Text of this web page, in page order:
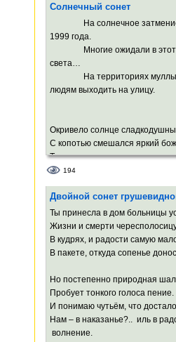
Лишаю змей изящества и
Порок описывая, как историк
Зверею внешне, но внутри я
Так почему из всех земных
Врачую мелкий точечный укус?
Быть может, потому, что хуже
И в утро лить бездонно-
Солнечный сонет
На солнечное затмение
1999 года.
Многие ожидали в этот
света…
На территориях муллы
людям выходить на улицу.
Окривело солнце
С копотью смешался яркий
Тень соприкоснулась лунная с
И родился этот солнечный
Охлос глупый лезет вверх в
Давится в азарте, как в
Солнца шарик шарит, весь
сажей,
В темноте по небу, будто ищет
А Земля молитвы в звёздное
А Земля подвоха с
Но отшелушился лик
Лоб блеснул покатый,
194
Двойной сонет
Ты принесла в дом больницы
Жизни и смерти
В кудрях, и радости самую
В пакете, откуда сопенье
Но постепенно природная
Пробует тонкого голоса пение.
И понимаю чутьём, что
Нам – в наказанье?.. иль в
волнение.